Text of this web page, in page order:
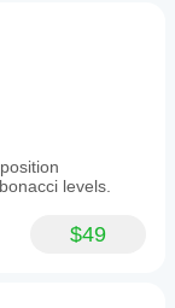
levels.
$49